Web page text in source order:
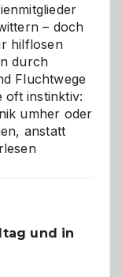
– doch
hilflosen
durch
Fluchtwege
oft instinktiv:
umher oder
anstatt
und in